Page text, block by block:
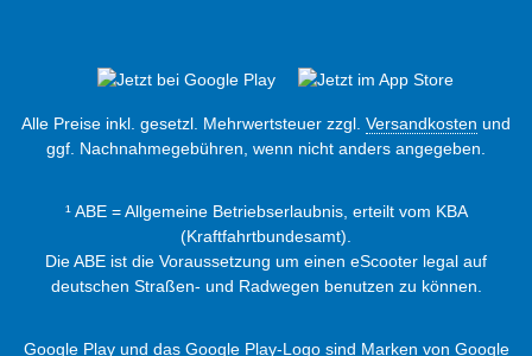
Alle Preise inkl. gesetzl. Mehrwertsteuer zzgl. Versandkosten und
ggf. Nachnahmegebühren, wenn nicht anders angegeben.
¹ ABE = Allgemeine Betriebserlaubnis, erteilt vom KBA
(Kraftfahrtbundesamt).
Die ABE ist die Voraussetzung um einen eScooter legal auf
deutschen Straßen- und Radwegen benutzen zu können.
Google Play und das Google Play-Logo sind Marken von Google